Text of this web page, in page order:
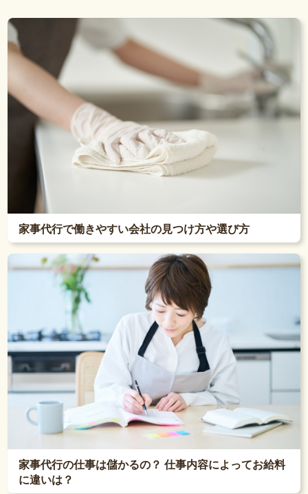
家事代行で働きやすい会社の見つけ方や選び方
家事代行の仕事は儲かるの？ 仕事内容によってお給料
に違いは？